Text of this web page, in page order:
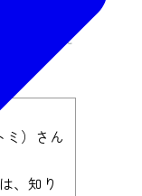
リーツアー
イスをいた
ミ）さん
、知り